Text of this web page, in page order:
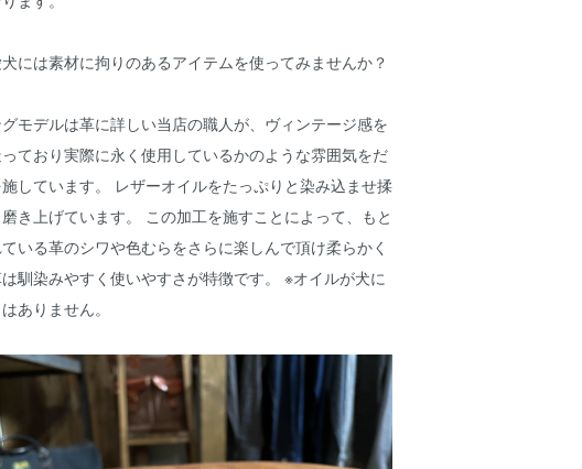
には素材に拘りのあるアイテムを使ってみませんか？
モデルは革に詳しい当店の職人が、ヴィンテージ感を
ており実際に永く使用しているかのような雰囲気をだ
しています。 レザーオイルをたっぷりと染み込ませ揉
き上げています。 この加工を施すことによって、もと
いる革のシワや色むらをさらに楽しんで頂け柔らかく
馴染みやすく使いやすさが特徴です。 ※オイルが犬に
ありません。